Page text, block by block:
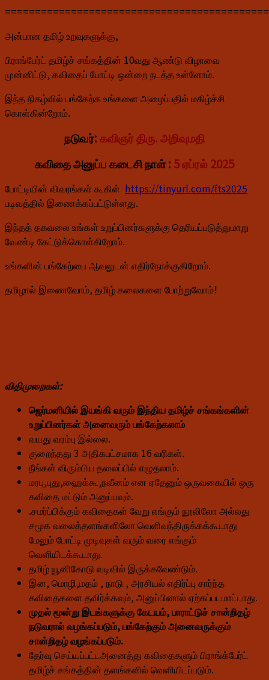
அன்பான தமிழ் உறவுகளுக்கு,
பிராங்பேர்ட் தமிழ்ச் சங்கத்தின் 10வது ஆண்டு விழாவை
முன்னிட்டு, கவிதைப் போட்டி ஒன்றை நடத்த உள்ளோம்.
இந்த நிகழ்வில் பங்கேற்க உங்களை அழைப்பதில் மகிழ்ச்சி
கொள்கின்றோம்.
நடுவர்:கவிஞர் திரு. அறிவுமதி
கவிதை அனுப்ப கடைசி நாள் : 5 ஏப்ரல் 2025
போட்டியின் விவரங்கள் கூகிள் https://tinyurl.com/fts2025
படிவத்தில் இணைக்கப்பட்டுள்ளது.
இந்தத் தகவலை உங்கள் உறுப்பினர்களுக்கு தெரியப்படுத்துமாறு
வேண்டி கேட்டுக்கொள்கிறோம்.
உங்களின் பங்கேற்பை ஆவலுடன் எதிர்நோக்குகிறோம்.
தமிழால் இணைவோம், தமிழ் கலைகளை போற்றுவோம்!
விதிமுறைகள்:
ஜெர்மனியில் இயங்கி வரும் இந்திய தமிழ்ச் சங்கங்களின்
உறுப்பினர்கள் அனைவரும் பங்கேற்கலாம்
வயது வரம்பு இல்லை.
குறைந்தது 3 அதிகபட்சமாக 16 வரிகள்.
நீங்கள் விரும்பிய தலைப்பில் எழுதலாம்.
மரபு,புது,ஹைக்கூ,நவீனம் என ஏதேனும் ஒருவகையில் ஒரு
கவிதை மட்டும் அனுப்பவும்.
.சமர்ப்பிக்கும் கவிதைகள் வேறு எங்கும் நூலிலோ அல்லது
சமூக வலைத்தளங்களிலோ வெளிவந்திருக்கக்கூடாது
மேலும் போட்டி முடிவுகள் வரும் வரை எங்கும்
வெளியிடக்கூடாது.
தமிழ் யூனிகோடு வடிவில் இருக்கவேண்டும்.
இன, மொழி,மதம் , நாடு , அரசியல் எதிர்ப்பு சார்ந்த
கவிதைகளை தவிர்க்கவும், அனுப்பினால் ஏற்கப்படமாட்டாது.
முதல் மூன்று இடங்களுக்கு கேடயம், பாராட்டுச் சான்றிதழ்
நடுவரால் வழங்கப்படும், பங்கேற்கும் அனைவருக்கும்
சான்றிதழ் வழங்கப்படும்.
தேர்வு செய்யப்பட்டஅனைத்து கவிதைகளும் பிராங்க்பேர்ட்
தமிழ்ச் சங்கத்தின் தளங்களில் வெளியிடப்படும்.